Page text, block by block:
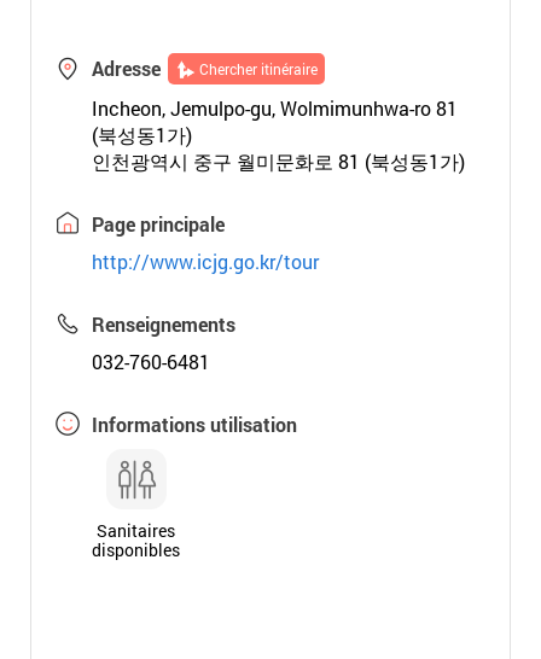
Adresse Chercher itinéraire
Incheon, Jemulpo-gu, Wolmimunhwa-ro 81
(북성동1가)
인천광역시 중구 월미문화로 81 (북성동1가)
Page principale
http://www.icjg.go.kr/tour
Renseignements
032-760-6481
Informations utilisation
Sanitaires
disponibles